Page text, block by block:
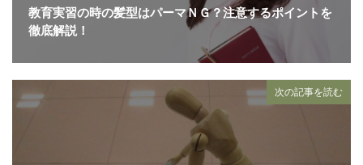
教育実習の時の髪型はパーマＮＧ？注意するポイントを
徹底解説！
次の記事を読む